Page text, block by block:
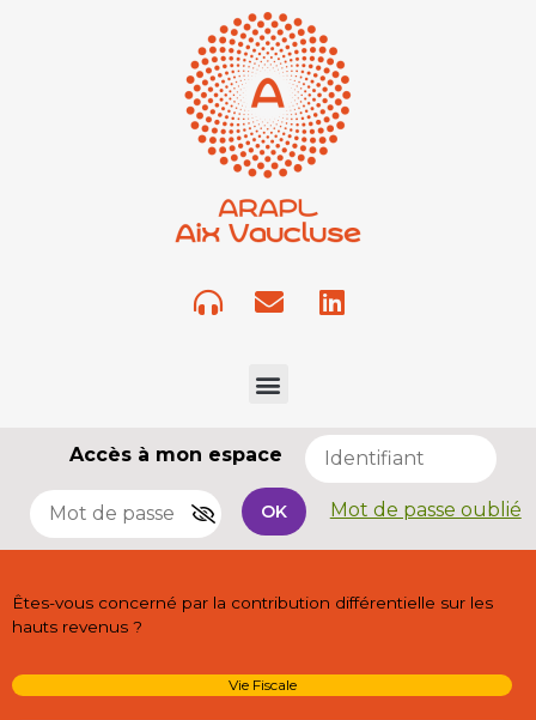
Accès à mon espace
OK Mot de passe oublié
Êtes-vous concerné par la contribution différentielle sur les
hauts revenus ?
Vie Fiscale